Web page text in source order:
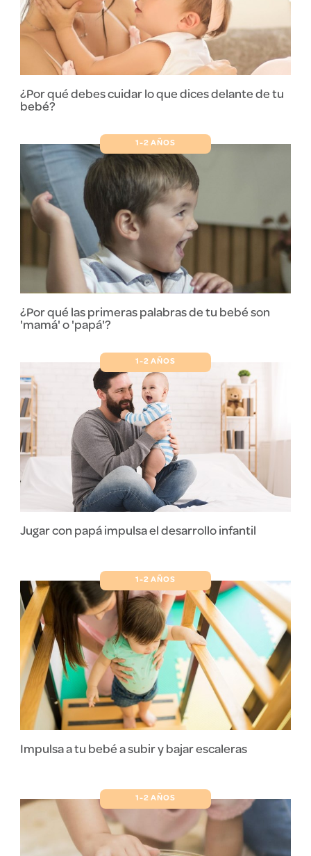
¿Por qué debes cuidar lo que dices delante de tu
bebé?
1-2 AÑOS
¿Por qué las primeras palabras de tu bebé son
'mamá' o 'papá'?
1-2 AÑOS
Jugar con papá impulsa el desarrollo infantil
1-2 AÑOS
Impulsa a tu bebé a subir y bajar escaleras
1-2 AÑOS